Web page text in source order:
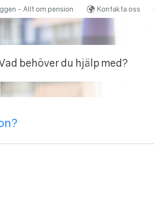
- Allt om pension Kontakta oss